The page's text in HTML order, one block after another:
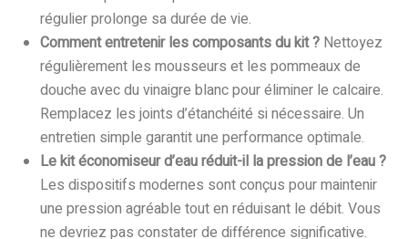
régulier prolonge sa durée de vie.
Comment entretenir les composants du kit ? Nettoyez
régulièrement les mousseurs et les pommeaux de
douche avec du vinaigre blanc pour éliminer le calcaire.
Remplacez les joints d’étanchéité si nécessaire. Un
entretien simple garantit une performance optimale.
Le kit économiseur d’eau réduit-il la pression de l’eau ?
Les dispositifs modernes sont conçus pour maintenir
une pression agréable tout en réduisant le débit. Vous
ne devriez pas constater de différence significative.